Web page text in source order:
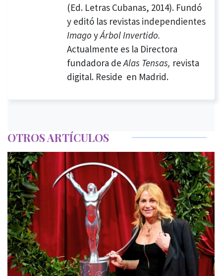
(Ed. Letras Cubanas, 2014). Fundó
y editó las revistas independientes
Imago yÁrbol Invertido.
Actualmente es la Directora
fundadora deAlas Tensas, revista
digital. Reside en Madrid.
OTROS ARTÍCULOS